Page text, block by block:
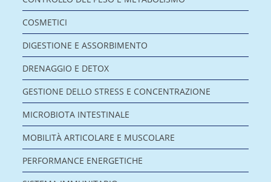
COSMETICI
DIGESTIONE E ASSORBIMENTO
DRENAGGIO E DETOX
GESTIONE DELLO STRESS E CONCENTRAZIONE
MICROBIOTA INTESTINALE
MOBILITÀ ARTICOLARE E MUSCOLARE
PERFORMANCE ENERGETICHE